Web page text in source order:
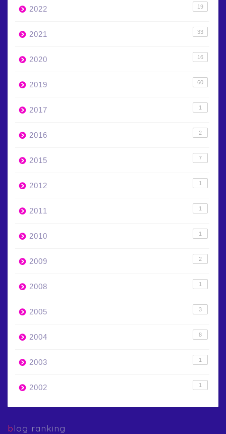
2022 19
2021 33
2020 16
2019 60
2017 1
2016 2
2015 7
2012 1
2011 1
2010 1
2009 2
2008 1
2005 3
2004 8
2003 1
2002 1
blog ranking